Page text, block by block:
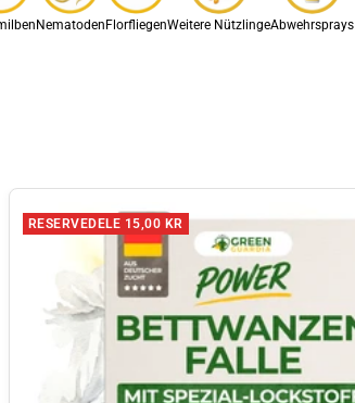
Nematoden FlorfliegenWeitere NützlingeAbwehrsprays
RESERVEDELE 15,00 KR